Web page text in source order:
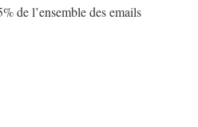
de l’ensemble des emails